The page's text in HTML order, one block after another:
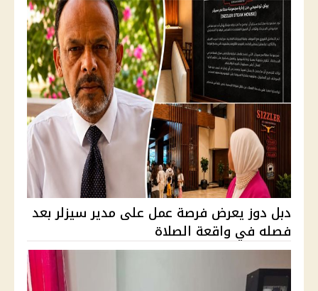
دبل دوز يعرض فرصة عمل على مدير سيزلر بعد
فصله في واقعة الصلاة